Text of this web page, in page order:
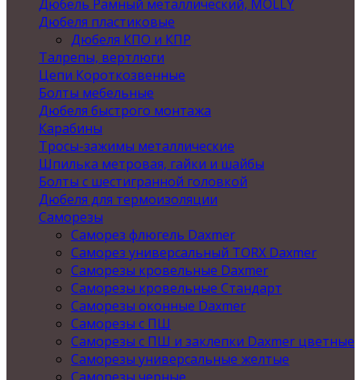
Дюбель Рамный металлический, MOLLY
Дюбеля пластиковые
Дюбеля КПО и КПР
Талрепы, вертлюги
Цепи Короткозвенные
Болты мебельные
Дюбеля быстрого монтажа
Карабины
Тросы-зажимы металлические
Шпилька метровая, гайки и шайбы
Болты с шестигранной головкой
Дюбеля для термоизоляции
Саморезы
Саморез флюгель Daxmer
Саморез универсальный TORX Daxmer
Саморезы кровельные Daxmer
Саморезы кровельные Стандарт
Саморезы оконные Daxmer
Саморезы с ПШ
Саморезы с ПШ и заклепки Daxmer цветные
Саморезы универсальные желтые